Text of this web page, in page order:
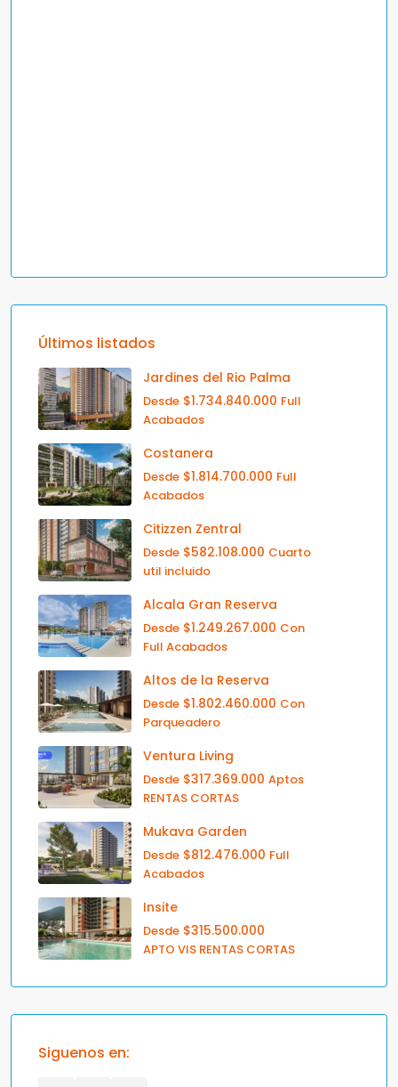
Últimos listados
Jardines del Rio Palma
Desde $1.734.840.000 Full
Acabados
Costanera
Desde $1.814.700.000 Full
Acabados
Citizzen Zentral
Desde $582.108.000 Cuarto
util incluido
Alcala Gran Reserva
Desde $1.249.267.000 Con
Full Acabados
Altos de la Reserva
Desde $1.802.460.000 Con
Parqueadero
Ventura Living
Desde $317.369.000 Aptos
RENTAS CORTAS
Mukava Garden
Desde $812.476.000 Full
Acabados
Insite
Desde $315.500.000
APTO VIS RENTAS CORTAS
Siguenos en: